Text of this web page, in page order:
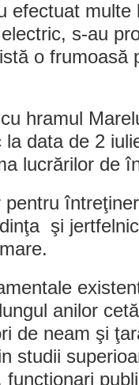
efectuat
s-au
o frumoasă
hramul
data de 2
lucrărilor de
pentru
şi
anilor
de neam şi
studii